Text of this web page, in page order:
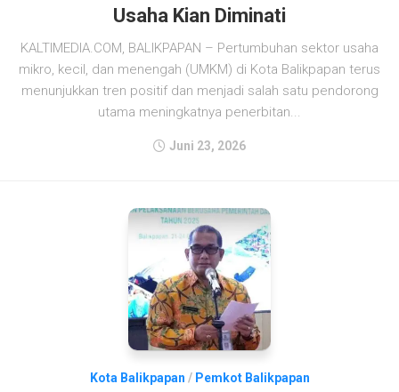
Usaha Kian Diminati
KALTIMEDIA.COM, BALIKPAPAN – Pertumbuhan sektor usaha
mikro, kecil, dan menengah (UMKM) di Kota Balikpapan terus
menunjukkan tren positif dan menjadi salah satu pendorong
utama meningkatnya penerbitan...
Juni 23, 2026
Kota Balikpapan / Pemkot Balikpapan